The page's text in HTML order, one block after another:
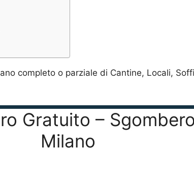
completo o parziale di Cantine, Locali,
Gratuito –
Milano